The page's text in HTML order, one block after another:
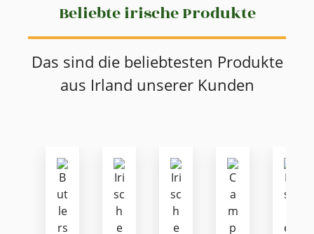
Beliebte irische Produkte
Das sind die beliebtesten Produkte
aus Irland unserer Kunden
Produktgalerie überspringen